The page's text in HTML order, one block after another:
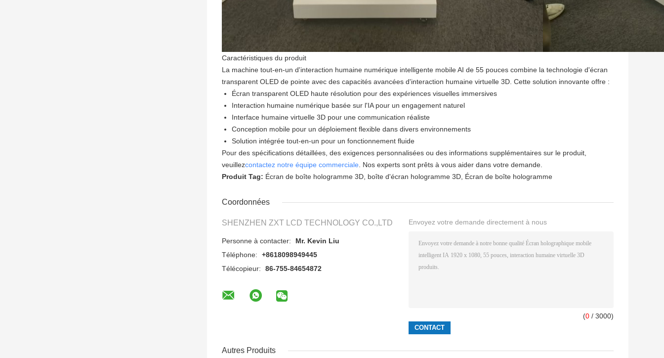
Caractéristiques du produit
La machine tout-en-un d'interaction humaine numérique intelligente mobile AI de 55 pouces combine la technologie d'écran
transparent OLED de pointe avec des capacités avancées d'interaction humaine virtuelle 3D. Cette solution innovante offre :
Écran transparent OLED haute résolution pour des expériences visuelles immersives
Interaction humaine numérique basée sur l'IA pour un engagement naturel
Interface humaine virtuelle 3D pour une communication réaliste
Conception mobile pour un déploiement flexible dans divers environnements
Solution intégrée tout-en-un pour un fonctionnement fluide
Pour des spécifications détaillées, des exigences personnalisées ou des informations supplémentaires sur le produit,
veuillezcontactez notre équipe commerciale. Nos experts sont prêts à vous aider dans votre demande.
Produit Tag: Écran de boîte hologramme 3D, boîte d'écran hologramme 3D, Écran de boîte hologramme
Coordonnées
SHENZHEN ZXT LCD TECHNOLOGY CO.,LTD
Personne à contacter:
Mr. Kevin Liu
Téléphone:
+8618098949445
Télécopieur:
86-755-84654872
Envoyez votre demande directement à nous
(0 / 3000)
Autres Produits